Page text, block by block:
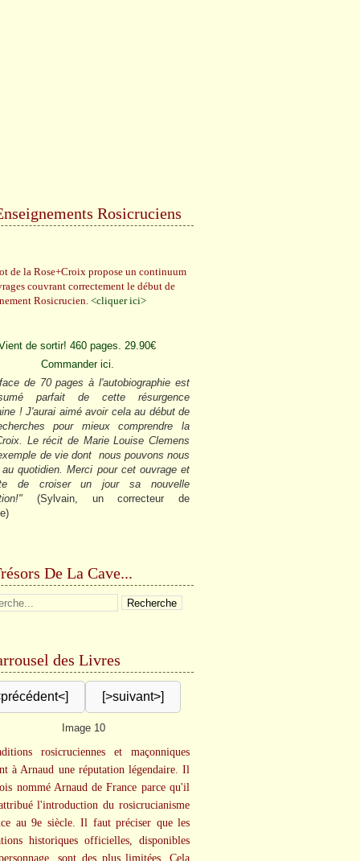
Rosicruciens
de la Rose+Croix propose un continuum
couvrant correctement le début de
Rosicrucien. <cliquer ici>
de sortir! 460 pages. 29.90€
Commander ici.
de 70 pages à l'autobiographie est
parfait de cette résurgence
! J'aurai aimé avoir cela au début de
pour mieux comprendre la
Le récit de Marie Louise Clemens
de vie dont nous pouvons nous
au quotidien. Merci pour cet ouvrage et
de croiser un jour sa nouvelle
(Sylvain, un correcteur de
De La Cave...
des Livres
[>suivant>]
rosicruciennes et maçonniques
à Arnaud une réputation légendaire. Il
nommé Arnaud de France parce qu'il
l'introduction du rosicrucianisme
au 9e siècle. Il faut préciser que les
historiques officielles, disponibles
sont des plus limitées. Cela